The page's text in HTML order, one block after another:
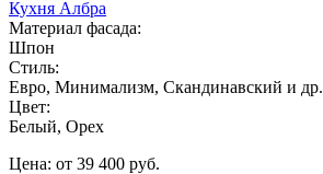
Кухня Албра
Материал фасада:
Шпон
Стиль:
Евро, Минимализм, Скандинавский и др.
Цвет:
Белый, Орех
Цена: от 39 400 руб.